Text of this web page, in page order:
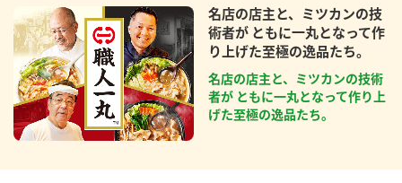
名店の店主と、ミツカンの技
術者が ともに一丸となって作
り上げた至極の逸品たち。
名店の店主と、ミツカンの技術
者が ともに一丸となって作り上
げた至極の逸品たち。